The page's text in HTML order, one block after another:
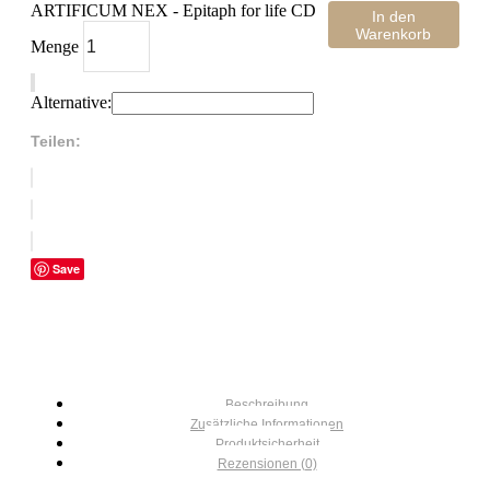
ARTIFICUM NEX - Epitaph for life CD
Menge
In den
Warenkorb
Alternative:
Teilen:
Save
Beschreibung
Zusätzliche Informationen
Produktsicherheit
Rezensionen (0)